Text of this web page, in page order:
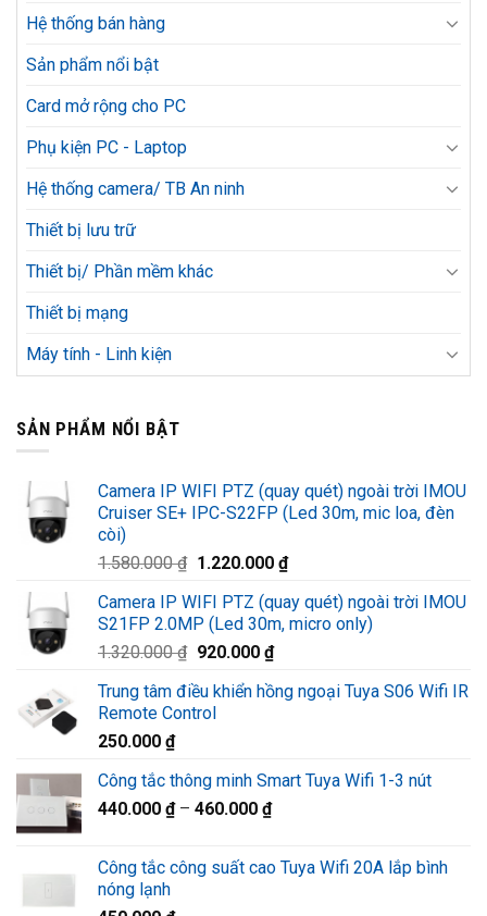
Hệ thống bán hàng
Sản phẩm nổi bật
Card mở rộng cho PC
Phụ kiện PC - Laptop
Hệ thống camera/ TB An ninh
Thiết bị lưu trữ
Thiết bị/ Phần mềm khác
Thiết bị mạng
Máy tính - Linh kiện
SẢN PHẨM NỔI BẬT
Camera IP WIFI PTZ (quay quét) ngoài trời IMOU
Cruiser SE+ IPC-S22FP (Led 30m, mic loa, đèn
còi)
1.580.000₫ Giá
là:
1.580.000 ₫.
1.220.000 ₫Giá
tại
là:
Camera IP WIFI PTZ (quay quét) ngoài trời IMOU
S21FP 2.0MP (Led 30m, micro only)
1.320.000₫ Giá
là:
1.320.000 ₫.
920.000 ₫Giá
tại
Trung tâm điều khiển hồng ngoại Tuya S06 Wifi IR
Remote Control
250.000 ₫
Công tắc thông minh Smart Tuya Wifi 1-3 nút
440.000 ₫– 460.000 ₫
Công tắc công suất cao Tuya Wifi 20A lắp bình
nóng lạnh